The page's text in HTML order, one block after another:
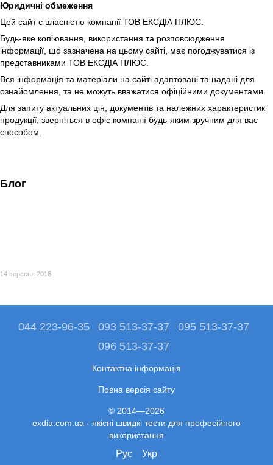
Юридичні обмеження
Цей сайт є власністю компанії ТОВ ЕКСДІА ПЛЮС.
Будь-яке копіювання, використання та розповсюдження
інформації, що зазначена на цьому сайті, має погоджуватися із
представниками ТОВ ЕКСДІА ПЛЮС.
Вся інформація та матеріали на сайті адаптовані та надані для
ознайомлення, та не можуть вважатися офіційними документами.
Для запиту актуальних цін, документів та належних характеристик
продукції, зверніться в офіс компанії будь-яким зручним для вас
способом.
Блог
14 вересня 2018
044 223-96-35 093 513-37-37
095 513-37-37
096 513-37-37
Контактна інформація
Повна версія сайту
© 2014—2026
exdia.com.ua - якісні швидкі тести для професійного
використання
Рус Укр